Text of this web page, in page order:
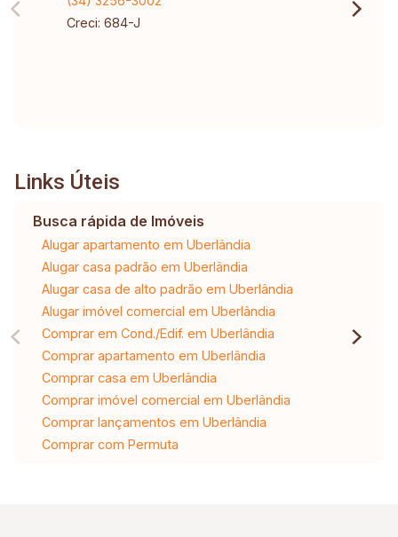
Creci: 684-J
Links Úteis
Busca rápida de Imóveis
Alugar apartamento em Uberlândia
Alugar casa padrão em Uberlândia
Alugar casa de alto padrão em Uberlândia
Alugar imóvel comercial em Uberlândia
Comprar em Cond./Edif. em Uberlândia
Comprar apartamento em Uberlândia
Comprar casa em Uberlândia
Comprar imóvel comercial em Uberlândia
Comprar lançamentos em Uberlândia
Comprar com Permuta